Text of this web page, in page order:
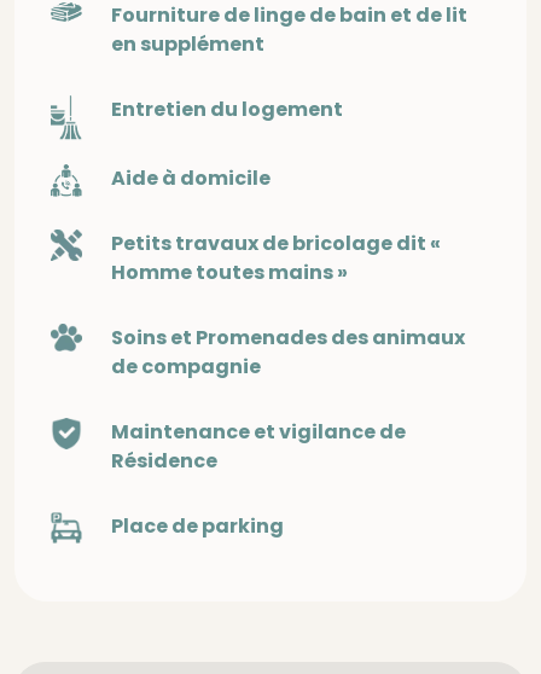
Fourniture de linge de bain et de lit
en supplément
Entretien du logement
Aide à domicile
Petits travaux de bricolage dit «
Homme toutes mains »
Soins et Promenades des animaux
de compagnie
Maintenance et vigilance de
Résidence
Place de parking